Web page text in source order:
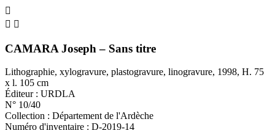

 
CAMARA Joseph – Sans titre
Lithographie, xylogravure, plastogravure, linogravure, 1998, H. 75
x l. 105 cm
Éditeur : URDLA
N° 10/40
Collection : Département de l'Ardèche
Numéro d'inventaire : D-2019-14